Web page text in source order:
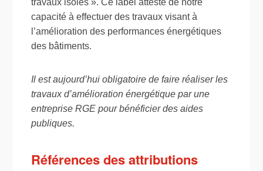
travaux isolés ». Ce label atteste de notre
capacité à effectuer des travaux visant à
l’amélioration des performances énergétiques
des bâtiments.
Il est aujourd’hui obligatoire de faire réaliser les
travaux d’amélioration énergétique par une
entreprise RGE pour bénéficier des aides
publiques.
Références des attributions